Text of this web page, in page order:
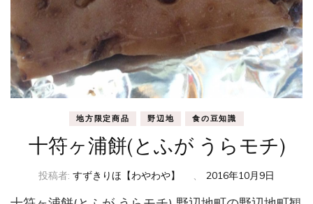
地方限定商品 野辺地 食の豆知識
十符ヶ浦餅(とふが うらモチ)
投稿者: すずきりほ【わやわや】 、 2016年10月9日